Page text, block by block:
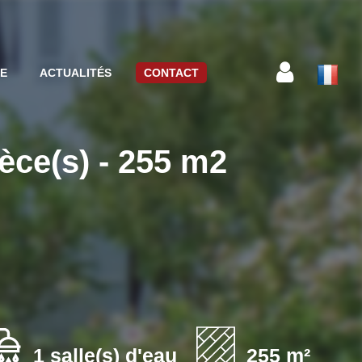
ACTUALITÉS CONTACT
- 255 m2
1 salle(s) d'eau 255 m²